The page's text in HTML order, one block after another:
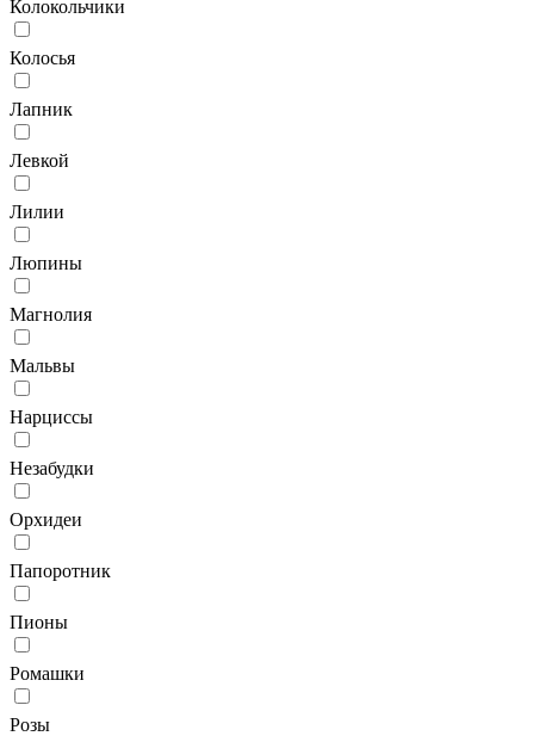
Колокольчики
Колосья
Лапник
Левкой
Лилии
Люпины
Магнолия
Мальвы
Нарциссы
Незабудки
Орхидеи
Папоротник
Пионы
Ромашки
Розы